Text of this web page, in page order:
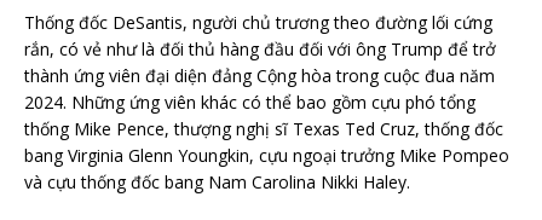
Thống đốc DeSantis, người chủ trương theo đường lối cứng
rắn, có vẻ như là đối thủ hàng đầu đối với ông Trump để trở
thành ứng viên đại diện đảng Cộng hòa trong cuộc đua năm
2024. Những ứng viên khác có thể bao gồm cựu phó tổng
thống Mike Pence, thượng nghị sĩ Texas Ted Cruz, thống đốc
bang Virginia Glenn Youngkin, cựu ngoại trưởng Mike Pompeo
và cựu thống đốc bang Nam Carolina Nikki Haley.